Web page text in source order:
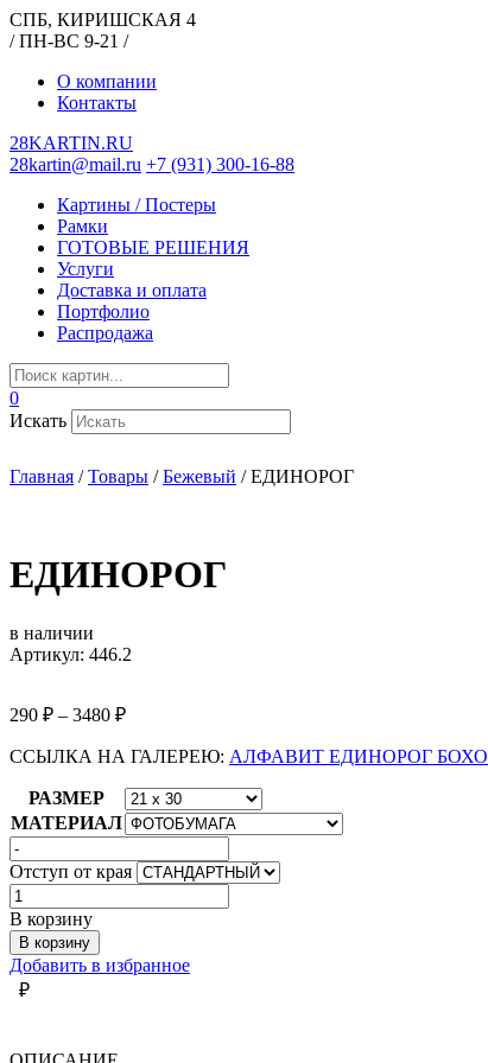
СПБ, КИРИШСКАЯ 4
/ ПН-ВС 9-21 /
О компании
Контакты
28KARTIN.RU
28kartin@mail.ru +7 (931) 300-16-88
Картины / Постеры
Рамки
ГОТОВЫЕ РЕШЕНИЯ
Услуги
Доставка и оплата
Портфолио
Распродажа
0
Искать
Главная /Товары /Бежевый /ЕДИНОРОГ
ЕДИНОРОГ
в наличии
Артикул: 446.2
290 ₽ – 3480 ₽
ССЫЛКА НА ГАЛЕРЕЮ: АЛФАВИТ ЕДИНОРОГ БОХО
РАЗМЕР
МАТЕРИАЛ
Отступ от края
Количество
товара
ЕДИНОРОГ
В корзину
В корзину
Добавить в избранное
₽